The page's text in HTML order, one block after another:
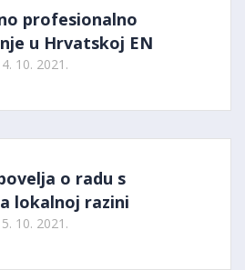
profesionalno
u Hrvatskoj EN
10. 2021.
o radu s
lokalnoj razini
10. 2021.